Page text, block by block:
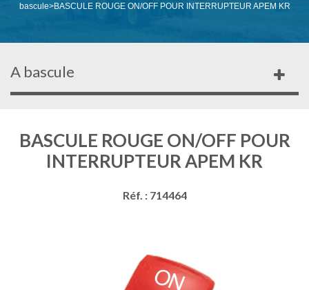
bascule>BASCULE ROUGE ON/OFF POUR INTERRUPTEUR APEM KR
A bascule
BASCULE ROUGE ON/OFF POUR
INTERRUPTEUR APEM KR
Réf. : 714464